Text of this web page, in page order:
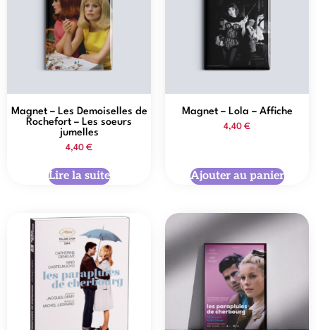
Magnet – Les Demoiselles de
Rochefort – Les soeurs
jumelles
4,40 €
Lire la suite
Magnet – Lola – Affiche
4,40 €
Ajouter au panier